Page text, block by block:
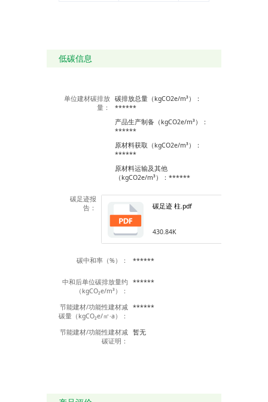
低碳信息
单位建材碳排放
量：
碳排放总量（kgCO2e/m³）：
******
产品生产制备（kgCO2e/m³）：
******
原材料获取（kgCO2e/m³）：
******
原材料运输及其他
（kgCO2e/m³）：******
碳足迹报
告：
碳足迹 柱.pdf
430.84K
碳中和率（%）： ******
中和后单位碳排放量约
（kgCO₂e/m³）：
******
节能建材/功能性建材减
碳量（kgCO₂e/㎡·a）：
******
节能建材/功能性建材减
碳证明：
暂无